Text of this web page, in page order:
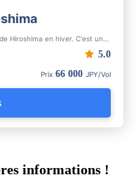
5.0
Prix 66 000 JPY/Vol
informations !